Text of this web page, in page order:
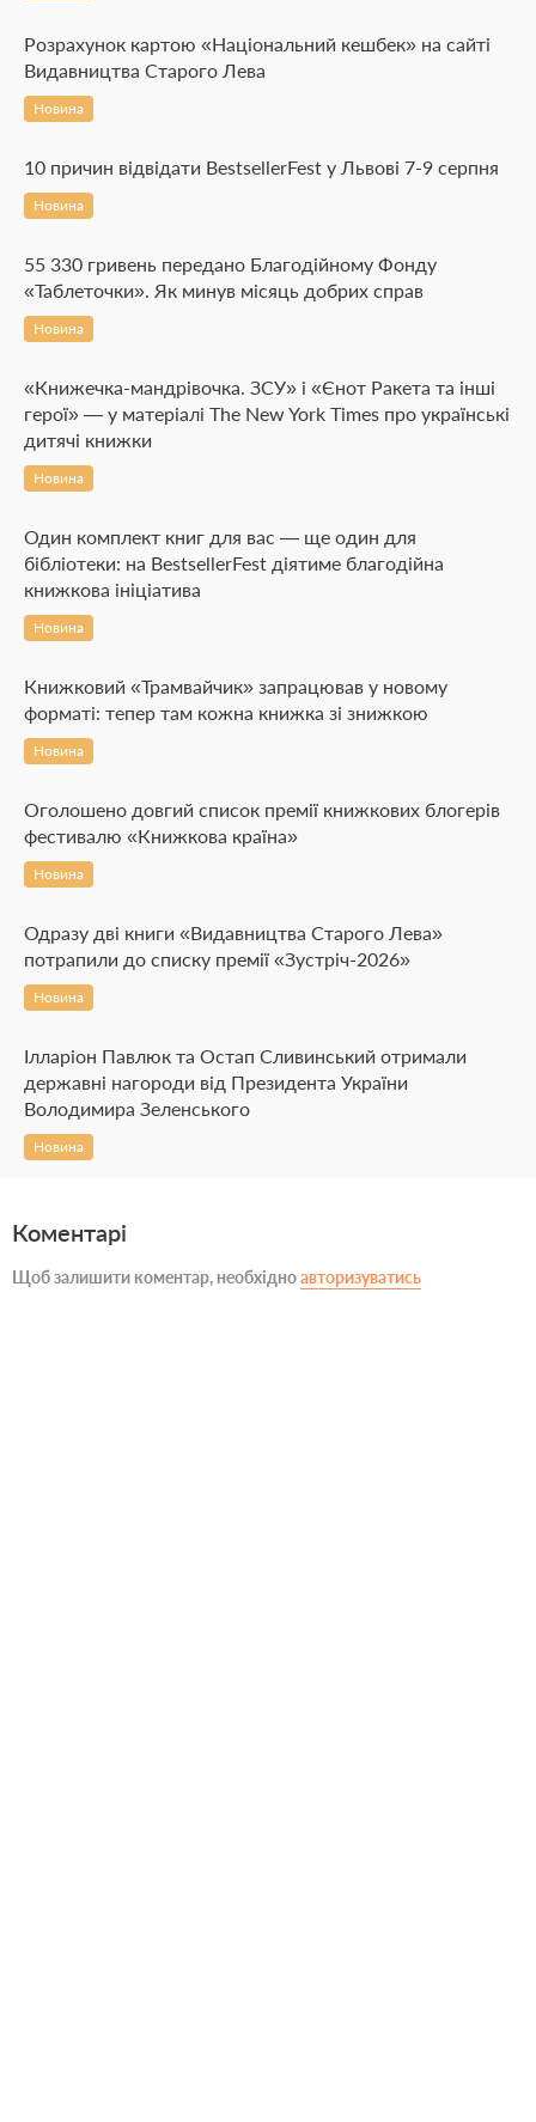
Розрахунок картою «Національний кешбек» на сайті
Видавництва Старого Лева
Новина
10 причин відвідати BestsellerFest у Львові 7-9 серпня
Новина
55 330 гривень передано Благодійному Фонду
«Таблеточки». Як минув місяць добрих справ
Новина
«Книжечка-мандрівочка. ЗСУ» і «Єнот Ракета та інші
герої» — у матеріалі The New York Times про українські
дитячі книжки
Новина
Один комплект книг для вас — ще один для
бібліотеки: на BestsellerFest діятиме благодійна
книжкова ініціатива
Новина
Книжковий «Трамвайчик» запрацював у новому
форматі: тепер там кожна книжка зі знижкою
Новина
Оголошено довгий список премії книжкових блогерів
фестивалю «Книжкова країна»
Новина
Одразу дві книги «Видавництва Старого Лева»
потрапили до списку премії «Зустріч-2026»
Новина
Ілларіон Павлюк та Остап Сливинський отримали
державні нагороди від Президента України
Володимира Зеленського
Новина
Коментарі
Щоб залишити коментар, необхідноавторизуватись